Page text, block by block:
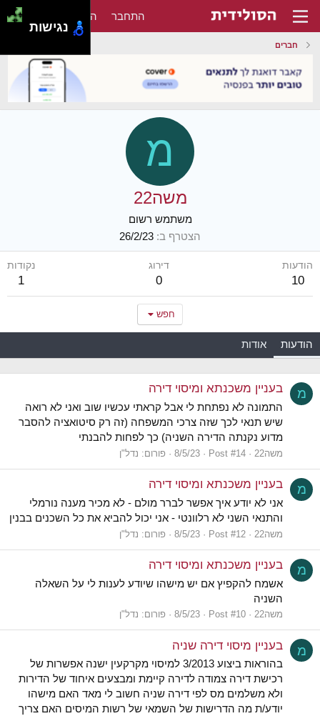
התחבר הירשם
חברים
מ
משה22
משתמש רשום
הצטרף ב 26/2/23
הודעות
10
דירוג
0
נקודות
1
חפש
הודעות אודות
מ בעניין משכנתא ומיסוי דירה
התמונה לא נפתחת לי אבל קראתי עכשיו שוב ואני לא רואה
שיש תנאי לכך שזה צרכי המשפחה (זה רק סיטואציה להסבר
מדוע נקנתה הדירה השניה) כך לפחות להבנתי
משה22 Post #14
8/5/23 פורום: נדל"ן
מ בעניין משכנתא ומיסוי דירה
אני לא יודע איך אפשר לברר מולם - לא מכיר מענה נורמלי
והתנאי השני לא רלוונטי - אני יכול להביא את כל השכנים בבנין
משה22 Post #12
8/5/23 פורום: נדל"ן
מ בעניין משכנתא ומיסוי דירה
אשמח להקפיץ אם יש מישהו שיודע לענות לי על השאלה
השניה
משה22 Post #10
8/5/23 פורום: נדל"ן
מ בעניין מיסוי דירה שניה
בהוראות ביצוע 3/2013 למיסוי מקרקעין ישנה אפשרות של
רכישת דירה צמודה לדירה קיימת ומבצעים איחוד של הדירות
ולא משלמים מס לפי דירה שניה חשוב לי מאד האם מישהו
יודע/ת מה הדרישות של השמאי של רשות המיסים האם צריך
נגישות